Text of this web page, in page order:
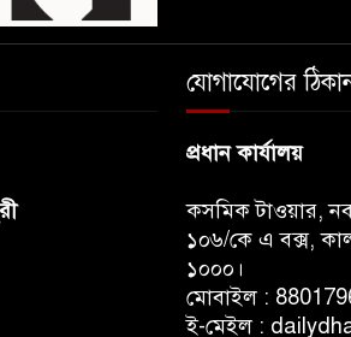
যোগাযোগের
প্রধান কার্যালয়
কসমিক টাওয়ার,
১০৬/কে এ বক্স,
১০০০।
মোবাইল :
ই-মেইল :